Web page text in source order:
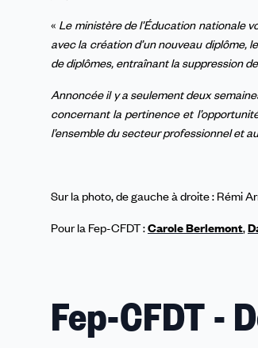
« Le ministère de l’Éducation nationale
avec la création d’un nouveau diplôme,
de diplômes, entraînant la suppression
Annoncée il y a seulement deux
concernant la pertinence et
l’ensemble du secteur professionnel et
Sur la photo, de gauche à droite : Rémi
Pour la Fep-CFDT :Carole Berlemont,
Fep-CFDT -